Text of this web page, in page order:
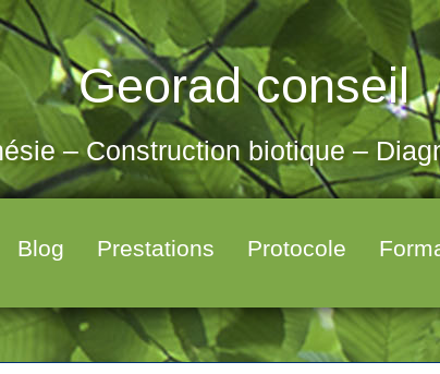
Georad conseil
– Construction biotique –
Blog Prestations Protocole